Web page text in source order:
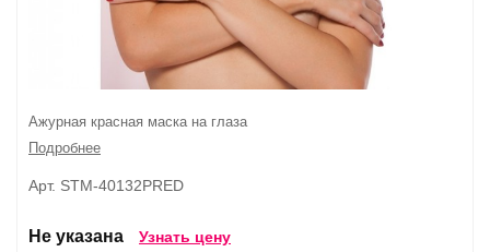
Ажурная красная маска на глаза
Подробнее
Арт. STM-40132PRED
Не указана Узнать цену